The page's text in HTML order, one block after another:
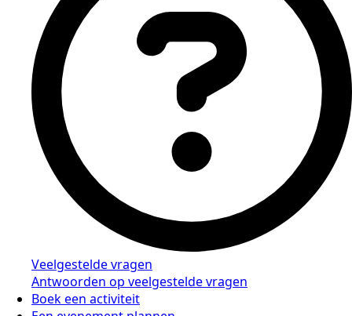
Veelgestelde vragen
Antwoorden op veelgestelde vragen
Boek een activiteit